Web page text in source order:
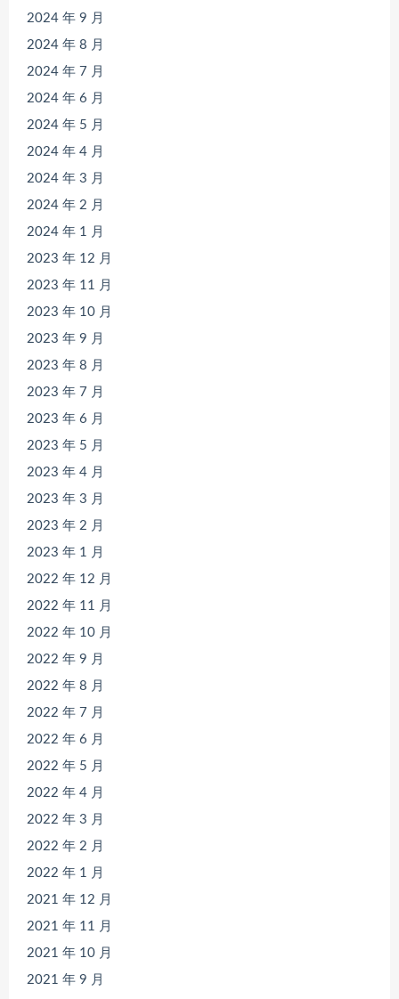
2024 年 9 月
2024 年 8 月
2024 年 7 月
2024 年 6 月
2024 年 5 月
2024 年 4 月
2024 年 3 月
2024 年 2 月
2024 年 1 月
2023 年 12 月
2023 年 11 月
2023 年 10 月
2023 年 9 月
2023 年 8 月
2023 年 7 月
2023 年 6 月
2023 年 5 月
2023 年 4 月
2023 年 3 月
2023 年 2 月
2023 年 1 月
2022 年 12 月
2022 年 11 月
2022 年 10 月
2022 年 9 月
2022 年 8 月
2022 年 7 月
2022 年 6 月
2022 年 5 月
2022 年 4 月
2022 年 3 月
2022 年 2 月
2022 年 1 月
2021 年 12 月
2021 年 11 月
2021 年 10 月
2021 年 9 月